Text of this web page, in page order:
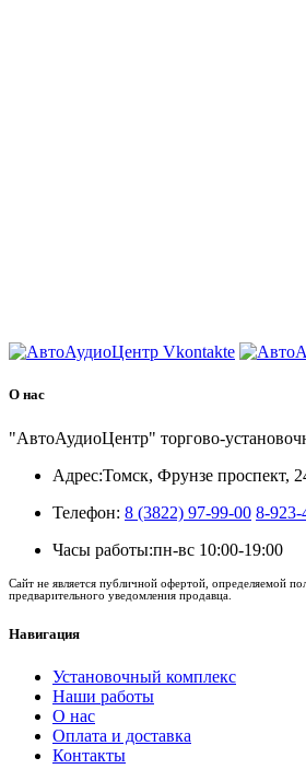
О нас
"АвтоАудиоЦентр" торгово-
Адрес:Томск, Фрунзе проспект,
Телефон: 8 (3822) 97-99-00 8-923-
Часы работы:пн-вс 10:00-19:00
Сайт не является публичной офертой, определяемой
предварительного уведомления продавца.
Навигация
Установочный комплекс
Наши работы
О нас
Оплата и доставка
Контакты